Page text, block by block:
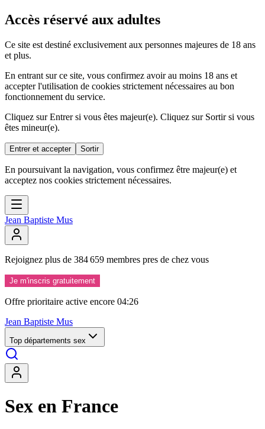
Accès réservé aux adultes
Ce site est destiné exclusivement aux personnes majeures de 18 ans
et plus.
En entrant sur ce site, vous confirmez avoir au moins 18 ans et
accepter l'utilisation de cookies strictement nécessaires au bon
fonctionnement du service.
Cliquez sur Entrer si vous êtes majeur(e). Cliquez sur Sortir si vous
êtes mineur(e).
Entrer et accepter Sortir
En poursuivant la navigation, vous confirmez être majeur(e) et
acceptez nos cookies strictement nécessaires.
Jean Baptiste Mus
Rejoignez plus de 384659 membres pres de chez vous
Je m'inscris gratuitement
Offre prioritaire active encore 04:24
Jean Baptiste Mus
Top départements sex
Sex en France